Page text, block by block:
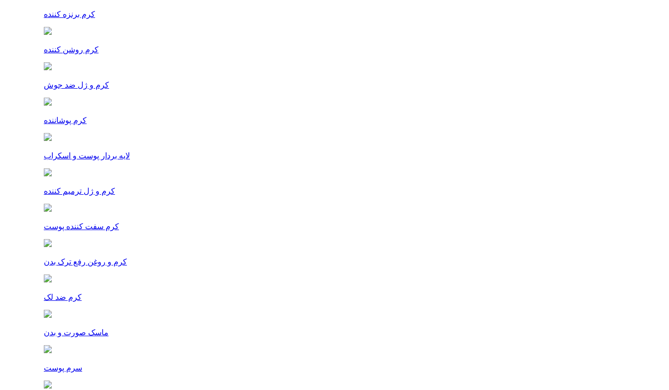
کرم برنزه کننده
کرم روشن کننده
کرم و ژل ضد جوش
کرم پوشاننده
لایه بردار پوست و اسکراب
کرم و ژل ترمیم کننده
کرم سفت کننده پوست
کرم و روغن رفع ترک بدن
کرم ضد لک
ماسک صورت و بدن
سرم پوست